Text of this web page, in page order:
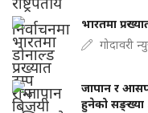
भारतमा
गोदावरी
जापान र
हुनेको सङ्ख्या